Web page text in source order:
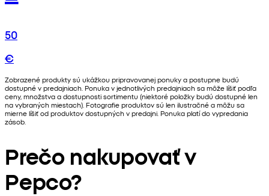
50
€
Zobrazené produkty sú ukážkou pripravovanej ponuky a postupne budú
dostupné v predajniach. Ponuka v jednotlivých predajniach sa môže líšiť podľa
ceny, množstva a dostupnosti sortimentu (niektoré položky budú dostupné len
na vybraných miestach). Fotografie produktov sú len ilustračné a môžu sa
mierne líšiť od produktov dostupných v predajni. Ponuka platí do vypredania
zásob.
Prečo nakupovať v
Pepco?